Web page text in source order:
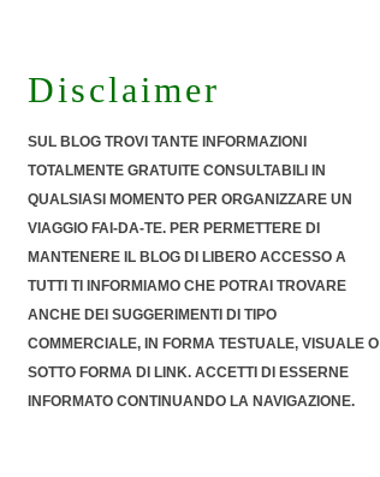
Disclaimer
SUL BLOG TROVI TANTE INFORMAZIONI
TOTALMENTE GRATUITE CONSULTABILI IN
QUALSIASI MOMENTO PER ORGANIZZARE UN
VIAGGIO FAI-DA-TE. PER PERMETTERE DI
MANTENERE IL BLOG DI LIBERO ACCESSO A
TUTTI TI INFORMIAMO CHE POTRAI TROVARE
ANCHE DEI SUGGERIMENTI DI TIPO
COMMERCIALE, IN FORMA TESTUALE, VISUALE O
SOTTO FORMA DI LINK. ACCETTI DI ESSERNE
INFORMATO CONTINUANDO LA NAVIGAZIONE.